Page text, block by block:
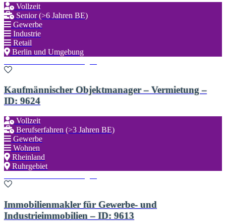
Vollzeit
Senior (>6 Jahren BE)
Gewerbe
Industrie
Retail
Berlin und Umgebung
Kaufmännischer Objektmanager – Vermietung –
ID: 9624
Vollzeit
Berufserfahren (>3 Jahren BE)
Gewerbe
Wohnen
Rheinland
Ruhrgebiet
Immobilienmakler für Gewerbe- und
Industrieimmobilien – ID: 9613